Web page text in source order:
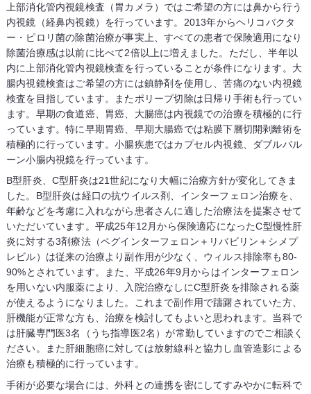
上部消化管内視鏡検査（胃カメラ）ではご希望の方には鼻から行う
内視鏡（経鼻内視鏡）を行っています。2013年からヘリコバクタ
ー・ピロリ菌の除菌治療が事実上、すべての患者で保険適用になり
除菌治療感は以前に比べて2倍以上に増えました。ただし、半年以
内に上部消化管内視鏡検査を行っていることが条件になります。大
腸内視鏡検査はご希望の方には鎮静剤を使用し、苦痛のない内視鏡
検査を目指しています。またポリープ切除は日帰り手術も行ってい
ます。早期の食道癌、胃癌、大腸癌は内視鏡での治療を積極的に行
っています。特に早期胃癌、早期大腸癌では粘膜下層切開剥離術を
積極的に行っています。小腸疾患ではカプセル内視鏡、ダブルバル
ーン小腸内視鏡を行っています。
B型肝炎、C型肝炎は21世紀になり大幅に治療方針が変化してきま
した。B型肝炎は経口の抗ウイルス剤、インターフェロン治療を、
年齢などを考慮に入れながら患者さんに適した治療法を提案させて
いただいています。平成25年12月から保険適応になったC型慢性肝
炎に対する3剤療法（ペグインターフェロン＋リバビリン＋シメプ
レビル）は従来の治療より副作用が少なく、ウィルス排除率も80-
90%とされています。また、平成26年9月からはインターフェロン
を用いない内服薬により、入院治療なしにC型肝炎を排除される薬
が使えるようになりました。これまで副作用で躊躇されていた方、
肝機能が正常な方も、治療を検討してもよいと思われます。当科で
は肝臓専門医3名（うち指導医2名）が常勤していますのでご相談く
ださい。また肝細胞癌に対しては放射線科と協力し血管造影による
治療も積極的に行っています。
手術が必要な場合には、外科との連携を密にしてすみやかに転科で